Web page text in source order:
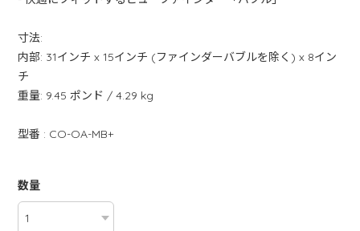
寸法:
内部: 31インチ x 15インチ (ファインダーバブルを除く) x 8イン
チ
重量: 9.45 ポンド / 4.29 kg
型番 : CO-OA-MB+
数量